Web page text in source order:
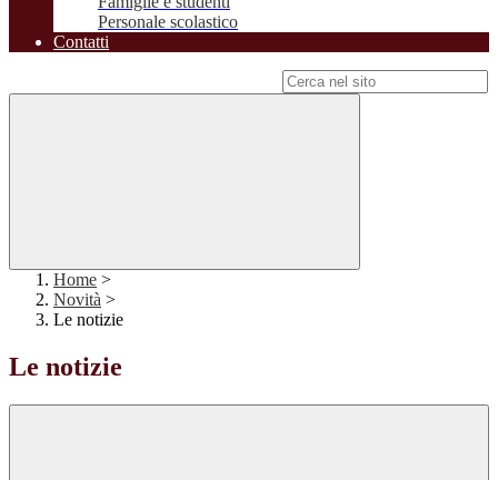
Personale scolastico
Contatti
Home >
Novità >
Le notizie
Le notizie